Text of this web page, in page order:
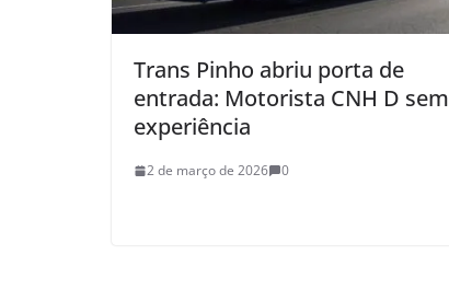
Trans Pinho abriu porta de
entrada: Motorista CNH D sem
experiência
2 de março de 2026 0